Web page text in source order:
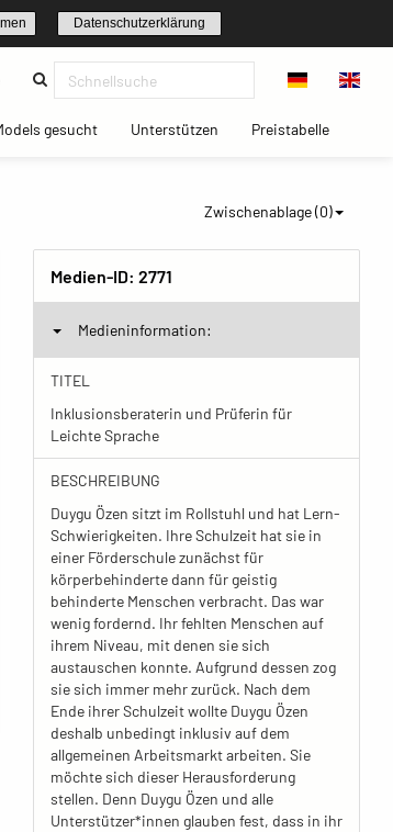
Datenschutzerklärung
gesucht(current)Unterstützen(current)Preistabelle(current)
Zwischenablage (0)
Medien-ID: 2771
Medieninformation:
TITEL
Inklusionsberaterin und Prüferin für
Leichte Sprache
BESCHREIBUNG
Duygu Özen sitzt im Rollstuhl und hat Lern-
Schwierigkeiten. Ihre Schulzeit hat sie in
einer Förderschule zunächst für
körperbehinderte dann für geistig
behinderte Menschen verbracht. Das war
wenig fordernd. Ihr fehlten Menschen auf
ihrem Niveau, mit denen sie sich
austauschen konnte. Aufgrund dessen zog
sie sich immer mehr zurück. Nach dem
Ende ihrer Schulzeit wollte Duygu Özen
deshalb unbedingt inklusiv auf dem
allgemeinen Arbeitsmarkt arbeiten. Sie
möchte sich dieser Herausforderung
stellen. Denn Duygu Özen und alle
Unterstützer*innen glauben fest, dass in ihr